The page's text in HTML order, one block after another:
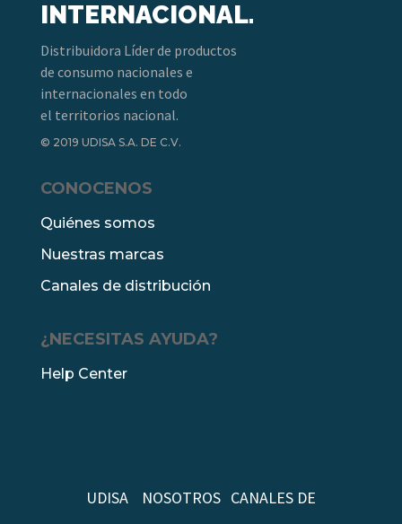
INTERNACIONAL.
Distribuidora Líder de productos
de consumo nacionales e
internacionales en todo
el territorios nacional.
© 2019 UDISA S.A. DE C.V.
CONOCENOS
Quiénes somos
Nuestras marcas
Canales de distribución
¿NECESITAS AYUDA?
Help Center
UDISA NOSOTROS CANALES DE